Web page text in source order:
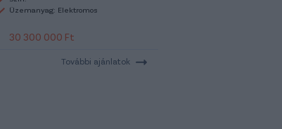
Üzemanyag: Elektromos
30 300 000 Ft
További ajánlatok